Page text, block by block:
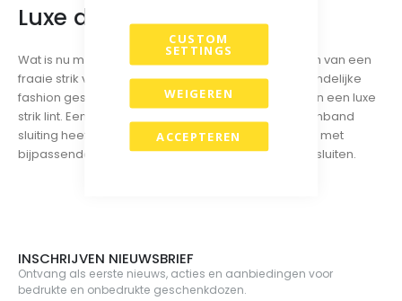
ACCEPTEREN
CUSTOM
SETTINGS
WEIGEREN
Luxe dozen met strik
Wat is nu mooier dan uw geschenkdoos te voorzien van een
fraaie strik van luxe satijn kwaliteit. Deze budgetvriendelijke
fashion geschenkdozen zijn standaard voorzien van een luxe
strik lint. Een stevige doos die bovendien extra klittenband
sluiting heeft. U kunt kiezen uit witte of zwarte dozen met
bijpassende witte of zwarte strik lint om de doos te sluiten.
INSCHRIJVEN NIEUWSBRIEF
Ontvang als eerste nieuws, acties en aanbiedingen voor
bedrukte en onbedrukte geschenkdozen.